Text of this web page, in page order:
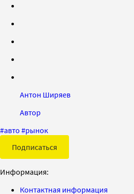
Антон Ширяев
Автор
#авто #рынок
Подписаться
Информация:
Контактная информация